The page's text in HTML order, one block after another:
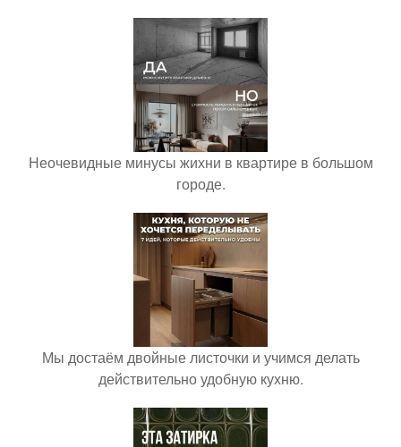
Неочевидные минусы жихни в квартире в большом
городе.
Мы достаём двойные листочки и учимся делать
действительно удобную кухню.